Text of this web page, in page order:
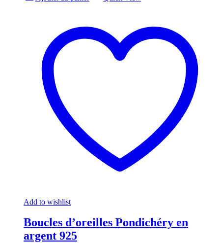
Add to wishlist
Boucles d’oreilles Pondichéry en
argent 925